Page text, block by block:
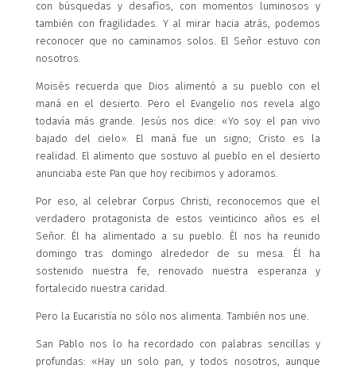
con búsquedas y desafíos, con momentos luminosos y
también con fragilidades. Y al mirar hacia atrás, podemos
reconocer que no caminamos solos. El Señor estuvo con
nosotros.
Moisés recuerda que Dios alimentó a su pueblo con el
maná en el desierto. Pero el Evangelio nos revela algo
todavía más grande. Jesús nos dice: «Yo soy el pan vivo
bajado del cielo». El maná fue un signo; Cristo es la
realidad. El alimento que sostuvo al pueblo en el desierto
anunciaba este Pan que hoy recibimos y adoramos.
Por eso, al celebrar Corpus Christi, reconocemos que el
verdadero protagonista de estos veinticinco años es el
Señor. Él ha alimentado a su pueblo. Él nos ha reunido
domingo tras domingo alrededor de su mesa. Él ha
sostenido nuestra fe, renovado nuestra esperanza y
fortalecido nuestra caridad.
Pero la Eucaristía no sólo nos alimenta. También nos une.
San Pablo nos lo ha recordado con palabras sencillas y
profundas: «Hay un solo pan, y todos nosotros, aunque